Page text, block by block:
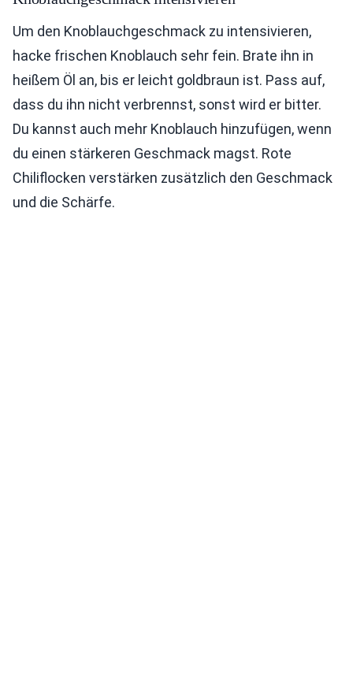
Um den Knoblauchgeschmack zu intensivieren,
hacke frischen Knoblauch sehr fein. Brate ihn in
heißem Öl an, bis er leicht goldbraun ist. Pass auf,
dass du ihn nicht verbrennst, sonst wird er bitter.
Du kannst auch mehr Knoblauch hinzufügen, wenn
du einen stärkeren Geschmack magst. Rote
Chiliflocken verstärken zusätzlich den Geschmack
und die Schärfe.